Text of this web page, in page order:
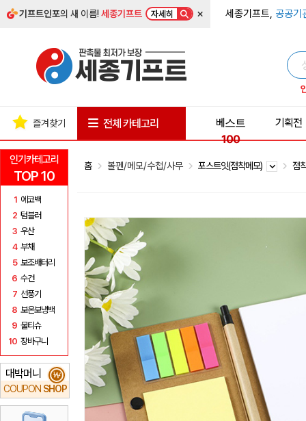
기프트인포의 새 이름!세종기프트 자세히 × 세종기프트, 공공기
인기카테고리
TOP 10
1 에코백
2 텀블러
3 우산
4 부채
5 보조배터리
6 수건
7 선풍기
8 보온보냉백
9 물티슈
10 장바구니
대박머니
COUPON SHOP
₩
즐겨찾기 전체 카테고리
베스트
100
기획전
홈 볼펜/메모/수첩/사무 포스트잇(점착메모) 점